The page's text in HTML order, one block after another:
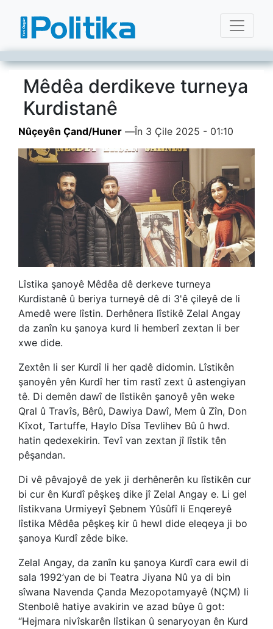
Mêdêa derdikeve turneya
Kurdistanê
Nûçeyên Çand/Huner —În 3 Çile 2025 - 01:10
Lîstika şanoyê Mêdêa dê derkeve turneya
Kurdistanê û beriya turneyê dê di 3'ê çileyê de li
Amedê were lîstin. Derhênera lîstikê Zelal Angay
da zanîn ku şanoya kurd li hemberî zextan li ber
xwe dide.
Zextên li ser Kurdî li her qadê didomin. Lîstikên
şanoyên yên Kurdî her tim rastî zext û astengiyan
tê. Di demên dawî de lîstikên şanoyê yên weke
Qral û Travîs, Bêrû, Dawiya Dawî, Mem û Zîn, Don
Kîxot, Tartuffe, Haylo Dîsa Tevlihev Bû û hwd.
hatin qedexekirin. Tevî van zextan jî lîstik tên
pêşandan.
Di vê pêvajoyê de yek ji derhênerên ku lîstikên cur
bi cur ên Kurdî pêşkeş dike jî Zelal Angay e. Li gel
lîstikvana Urmiyeyî Şebnem Yûsûfî li Enqereyê
lîstika Mêdêa pêşkeş kir û hewl dide eleqeya ji bo
şanoya Kurdî zêde bike.
Zelal Angay, da zanîn ku şanoya Kurdî cara ewil di
sala 1992’yan de bi Teatra Jiyana Nû ya di bin
sîwana Navenda Çanda Mezopotamyayê (NÇM) li
Stenbolê hatiye avakirin ve azad bûye û got:
“Hejmara nivîskarên lîstikan û senaryoyan ên Kurd